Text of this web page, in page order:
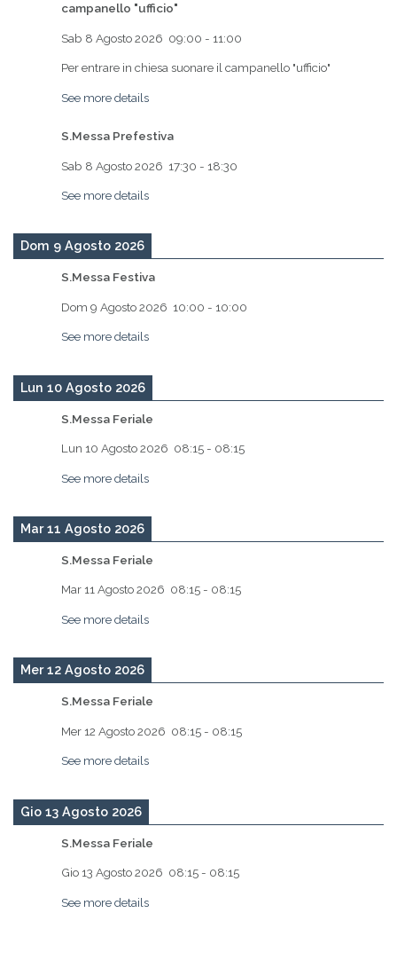
campanello "ufficio"
Sab 8 Agosto 2026 09:00 - 11:00
Per entrare in chiesa suonare il campanello "ufficio"
See more details
S.Messa Prefestiva
Sab 8 Agosto 2026 17:30 - 18:30
See more details
Dom 9 Agosto 2026
S.Messa Festiva
Dom 9 Agosto 2026 10:00 - 10:00
See more details
Lun 10 Agosto 2026
S.Messa Feriale
Lun 10 Agosto 2026 08:15 - 08:15
See more details
Mar 11 Agosto 2026
S.Messa Feriale
Mar 11 Agosto 2026 08:15 - 08:15
See more details
Mer 12 Agosto 2026
S.Messa Feriale
Mer 12 Agosto 2026 08:15 - 08:15
See more details
Gio 13 Agosto 2026
S.Messa Feriale
Gio 13 Agosto 2026 08:15 - 08:15
See more details